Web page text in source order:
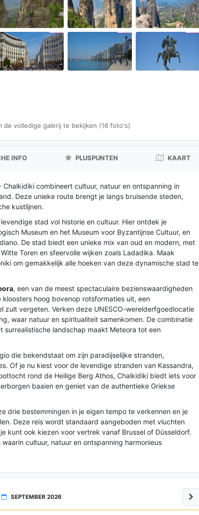
de volledige galerij te bekijken (16 foto's)
INFO PLUSPUNTEN KAART
combineert cultuur, natuur en ontspanning in
Deze unieke route brengt je langs bruisende steden,
kustlijnen.
levendige stad vol historie en cultuur. Hier ontdek je
Museum en het Museum voor Byzantijnse Cultuur, en
De stad biedt een unieke mix van oud en modern, met
Toren en sfeervolle wijken zoals Ladadika. Maak
om gemakkelijk alle hoeken van deze dynamische stad te
, een van de meest spectaculaire bezienswaardigheden
hoog bovenop rotsformaties uit, een
zult vergeten. Verken deze UNESCO-werelderfgoedlocatie
waar natuur en spiritualiteit samenkomen. De combinatie
landschap maakt Meteora tot een
die bekendstaat om zijn paradijselijke stranden,
Of je nu kiest voor de levendige stranden van Kassandra,
rond de Heilige Berg Athos, Chalkidiki biedt iets voor
baaien en geniet van de authentieke Griekse
drie bestemmingen in je eigen tempo te verkennen en je
Deze reis wordt standaard aangeboden met vluchten
kunt ook kiezen voor vertrek vanaf Brussel of Düsseldorf.
cultuur, natuur en ontspanning harmonieus
SEPTEMBER 2026